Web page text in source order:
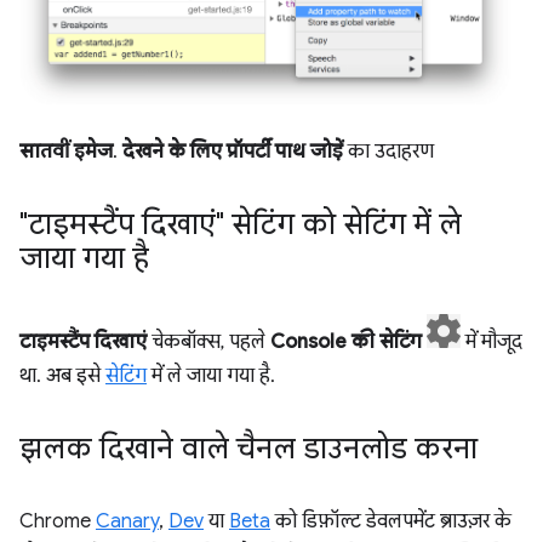
सातवीं इमेज.देखने के लिए प्रॉपर्टी पाथ जोड़ेंका उदाहरण
"टाइमस्टैंप दिखाएं" सेटिंग को सेटिंग में ले
जाया गया है
टाइमस्टैंप दिखाएंचेकबॉक्स, पहले Console की सेटिंग
में मौजूद
था. अब इसेसेटिंगमें ले जाया गया है.
झलक दिखाने वाले चैनल डाउनलोड करना
Chrome Canary, Devया Beta को डिफ़ॉल्ट डेवलपमेंट ब्राउज़र के